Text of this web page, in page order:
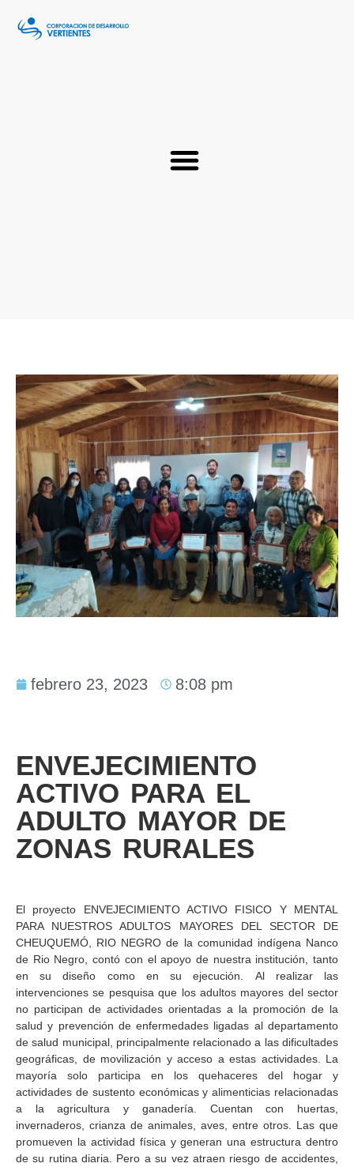
febrero 23, 2023 8:08 pm
ENVEJECIMIENTO
ACTIVO PARA EL
ADULTO MAYOR DE
ZONAS RURALES
El proyecto ENVEJECIMIENTO ACTIVO FISICO Y MENTAL
PARA NUESTROS ADULTOS MAYORES DEL SECTOR DE
CHEUQUEMÓ, RIO NEGRO de la comunidad indígena Nanco
de Rio Negro, contó con el apoyo de nuestra institución, tanto
en su diseño como en su ejecución. Al realizar las
intervenciones se pesquisa que los adultos mayores del sector
no participan de actividades orientadas a la promoción de la
salud y prevención de enfermedades ligadas al departamento
de salud municipal, principalmente relacionado a las dificultades
geográficas, de movilización y acceso a estas actividades. La
mayoría solo participa en los quehaceres del hogar y
actividades de sustento económicas y alimenticias relacionadas
a la agricultura y ganadería. Cuentan con huertas,
invernaderos, crianza de animales, aves, entre otros. Las que
promueven la actividad física y generan una estructura dentro
de su rutina diaria. Pero a su vez atraen riesgo de accidentes,